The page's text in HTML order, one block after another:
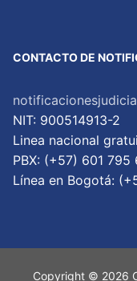
CONTACTO DE
NIT: 900514913-2
Linea nacional
PBX: (+57) 601 795
Lí­nea en Bogotá:
Copyright © 2026